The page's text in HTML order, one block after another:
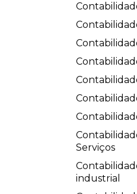
Serviços
industrial